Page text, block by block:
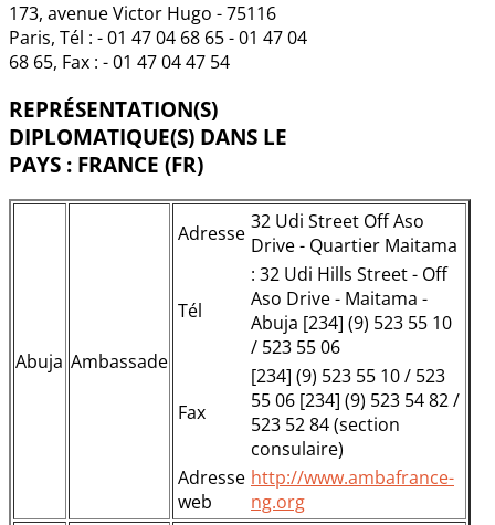
173, avenue Victor Hugo - 75116
Paris, Tél : - 01 47 04 68 65 - 01 47 04
68 65, Fax : - 01 47 04 47 54
REPRÉSENTATION(S)
DIPLOMATIQUE(S) DANS LE
PAYS : FRANCE (FR)
Abuja Ambassade
Adresse 32 Udi Street Off Aso
Drive - Quartier Maitama
Tél
: 32 Udi Hills Street - Off
Aso Drive - Maitama -
Abuja [234] (9) 523 55 10
/ 523 55 06
Fax
[234] (9) 523 55 10 / 523
55 06 [234] (9) 523 54 82 /
523 52 84 (section
consulaire)
Adresse
web
http://www.ambafrance-
ng.org